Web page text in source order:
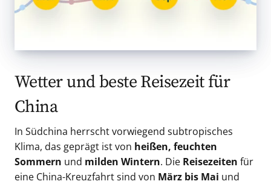
Wetter und beste Reisezeit für
China
In Südchina herrscht vorwiegend subtropisches
Klima, das geprägt ist von heißen, feuchten
Sommern und milden Wintern. Die Reisezeiten für
eine China-Kreuzfahrt sind von März bis Mai und